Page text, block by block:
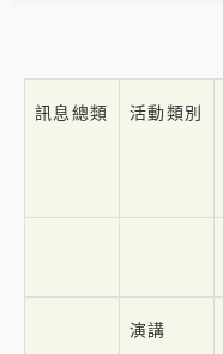
訊息總類 活動類別
演講